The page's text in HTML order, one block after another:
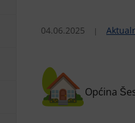
04.06.2025
Općina